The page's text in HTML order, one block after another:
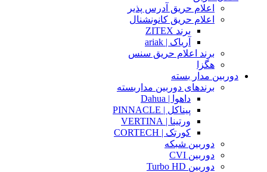
اعلام حریق آدرس پذیر
اعلام حریق کانونشنال
برند ZITEX
آریاک | ariak
برند اعلام حریق سنس
هگزا
دوربین مدار بسته
برندهای دوربین مداربسته
داهوا | Dahua
پیناکل | PINNACLE
ورتینا | VERTINA
کورتک | CORTECH
دوربین شبکه
دوربین CVI
دوربین Turbo HD